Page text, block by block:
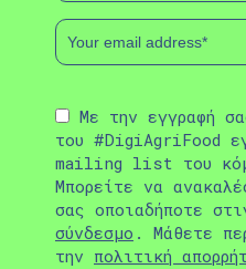
Με την εγγραφή
του #DigiAgriFood
mailing list του
Μπορείτε να
σας οποιαδήποτε
σύνδεσμο . Μάθετε
την πολιτική